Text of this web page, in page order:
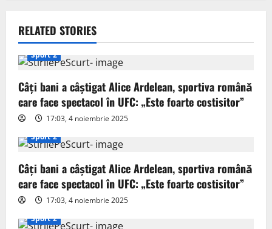
v
i
g
a
t
i
o
n
RELATED STORIES
Sport 2
Câți bani a câștigat Alice Ardelean, sportiva română
care face spectacol în UFC: „Este foarte costisitor”
17:03, 4 noiembrie 2025
Sport 2
Câți bani a câștigat Alice Ardelean, sportiva română
care face spectacol în UFC: „Este foarte costisitor”
17:03, 4 noiembrie 2025
Sport 2